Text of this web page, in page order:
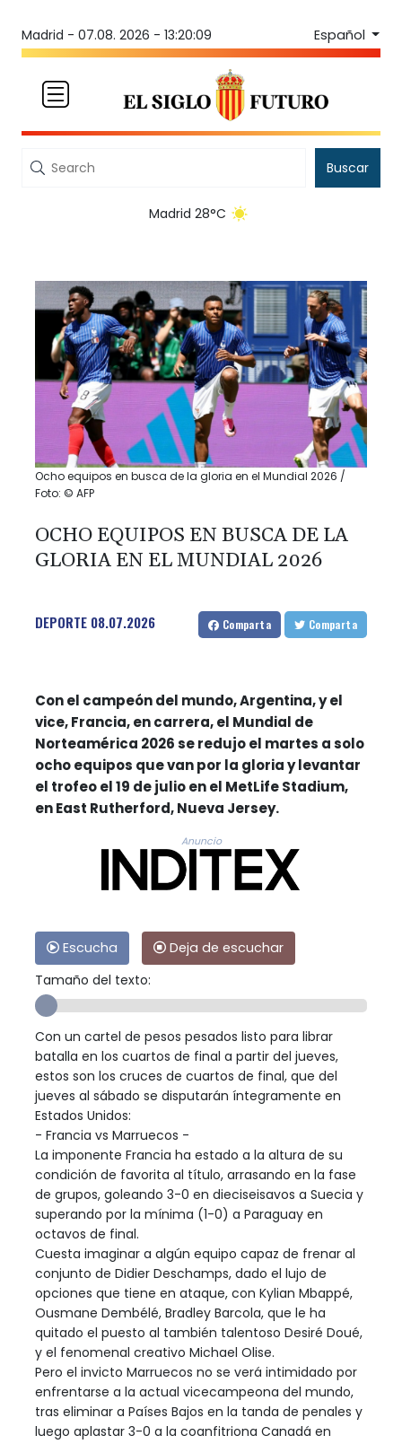
Madrid - 07.08. 2026 - 13:20:09 Español
Buscar
Madrid 28°C
Ocho equipos en busca de la gloria en el Mundial 2026 /
Foto: © AFP
OCHO EQUIPOS EN BUSCA DE LA
GLORIA EN EL MUNDIAL 2026
DEPORTE 08.07.2026 Comparta Comparta
Con el campeón del mundo, Argentina, y el
vice, Francia, en carrera, el Mundial de
Norteamérica 2026 se redujo el martes a solo
ocho equipos que van por la gloria y levantar
el trofeo el 19 de julio en el MetLife Stadium,
en East Rutherford, Nueva Jersey.
Anuncio
Escucha
Deja de escuchar
Tamaño del texto:
Con un cartel de pesos pesados listo para librar
batalla en los cuartos de final a partir del jueves,
estos son los cruces de cuartos de final, que del
jueves al sábado se disputarán íntegramente en
Estados Unidos:
- Francia vs Marruecos -
La imponente Francia ha estado a la altura de su
condición de favorita al título, arrasando en la fase
de grupos, goleando 3-0 en dieciseisavos a Suecia y
superando por la mínima (1-0) a Paraguay en
octavos de final.
Cuesta imaginar a algún equipo capaz de frenar al
conjunto de Didier Deschamps, dado el lujo de
opciones que tiene en ataque, con Kylian Mbappé,
Ousmane Dembélé, Bradley Barcola, que le ha
quitado el puesto al también talentoso Desiré Doué,
y el fenomenal creativo Michael Olise.
Pero el invicto Marruecos no se verá intimidado por
enfrentarse a la actual vicecampeona del mundo,
tras eliminar a Países Bajos en la tanda de penales y
luego aplastar 3-0 a la coanfitriona Canadá en